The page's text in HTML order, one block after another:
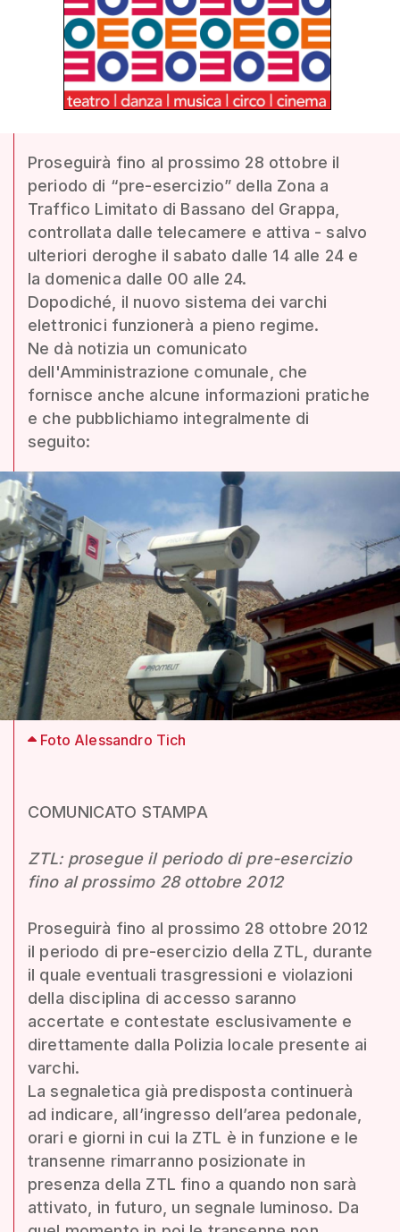
Proseguirà fino al prossimo 28 ottobre il
periodo di “pre-esercizio” della Zona a
Traffico Limitato di Bassano del Grappa,
controllata dalle telecamere e attiva - salvo
ulteriori deroghe il sabato dalle 14 alle 24 e
la domenica dalle 00 alle 24.
Dopodiché, il nuovo sistema dei varchi
elettronici funzionerà a pieno regime.
Ne dà notizia un comunicato
dell'Amministrazione comunale, che
fornisce anche alcune informazioni pratiche
e che pubblichiamo integralmente di
seguito:
Foto Alessandro Tich
COMUNICATO STAMPA
ZTL: prosegue il periodo di pre-esercizio
fino al prossimo 28 ottobre 2012
Proseguirà fino al prossimo 28 ottobre 2012
il periodo di pre-esercizio della ZTL, durante
il quale eventuali trasgressioni e violazioni
della disciplina di accesso saranno
accertate e contestate esclusivamente e
direttamente dalla Polizia locale presente ai
varchi.
La segnaletica già predisposta continuerà
ad indicare, all’ingresso dell’area pedonale,
orari e giorni in cui la ZTL è in funzione e le
transenne rimarranno posizionate in
presenza della ZTL fino a quando non sarà
attivato, in futuro, un segnale luminoso. Da